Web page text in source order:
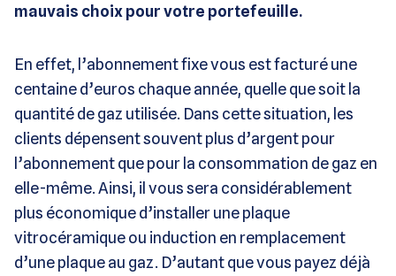
mauvais choix pour votre portefeuille.
En effet, l’abonnement fixe vous est facturé une
centaine d’euros chaque année, quelle que soit la
quantité de gaz utilisée. Dans cette situation, les
clients dépensent souvent plus d’argent pour
l’abonnement que pour la consommation de gaz en
elle-même. Ainsi, il vous sera considérablement
plus économique d’installer une plaque
vitrocéramique ou induction en remplacement
d’une plaque au gaz. D’autant que vous payez déjà